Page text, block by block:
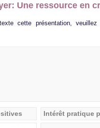
Une ressource en
cette présentation,
Intérêt pratique